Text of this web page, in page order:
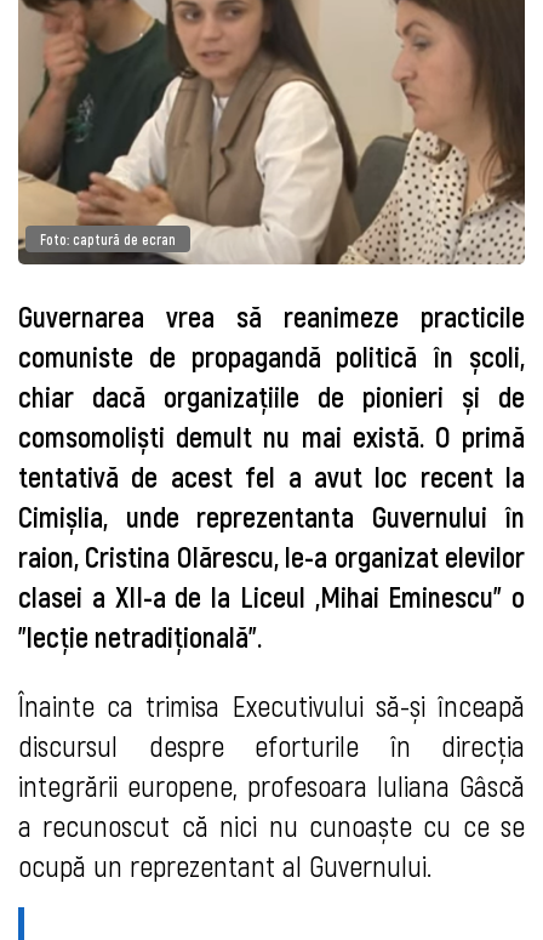
Foto: captură de ecran
Guvernarea vrea să reanimeze practicile
comuniste de propagandă politică în școli,
chiar dacă organizațiile de pionieri și de
comsomoliști demult nu mai există. O primă
tentativă de acest fel a avut loc recent la
Cimișlia, unde reprezentanta Guvernului în
raion, Cristina Olărescu, le-a organizat elevilor
clasei a XII-a de la Liceul „Mihai Eminescu” o
”lecție netradițională”.
Înainte ca trimisa Executivului să-și înceapă
discursul despre eforturile în direcția
integrării europene, profesoara Iuliana Gâscă
a recunoscut că nici nu cunoaște cu ce se
ocupă un reprezentant al Guvernului.